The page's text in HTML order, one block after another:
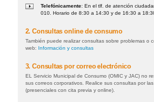
Telefónicamente: En el tlf. de atención
010. Horario de 8:30 a 14:30 y de 16:30 a
2. Consultas online de consumo
También puede realizar consultas sobre problemas o
web: Información y consultas
3. Consultas por correo electrónico
EL Servicio Municipal de Consumo (OMIC y JAC) no
sus correos corporativos. Realice sus consultas por
(presenciales con cita previa y online).